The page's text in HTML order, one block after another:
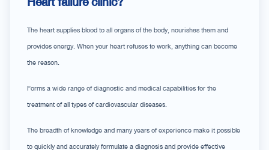
Heart failure clinic?
The heart supplies blood to all organs of the body, nourishes them and
provides energy. When your heart refuses to work, anything can become
the reason.
Forms a wide range of diagnostic and medical capabilities for the
treatment of all types of cardiovascular diseases.
The breadth of knowledge and many years of experience make it possible
to quickly and accurately formulate a diagnosis and provide effective